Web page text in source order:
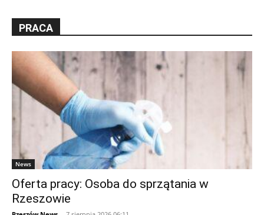
PRACA
News
Oferta pracy: Osoba do sprzątania w
Rzeszowie